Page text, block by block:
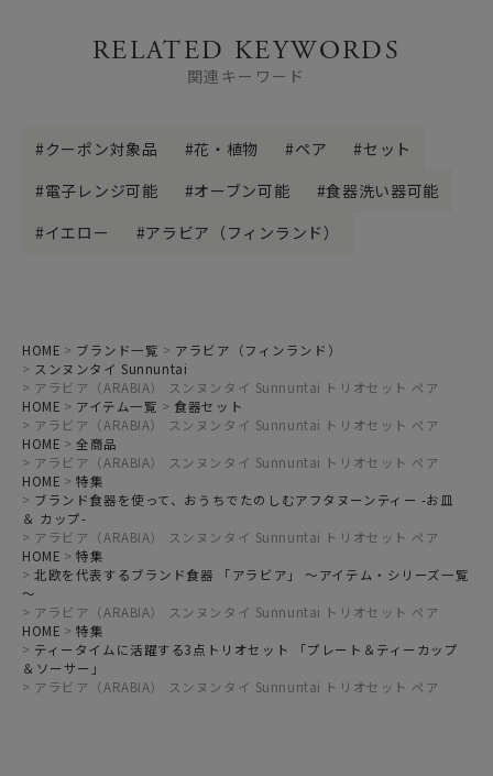
RELATED KEYWORDS
関連キーワード
クーポン対象品 花・植物 ペア
セット
電子レンジ可能
オーブン可能
食器洗い器可能
イエロー
アラビア（フィンランド）
HOME ブランド一覧
アラビア（フィンランド）
スンヌンタイ Sunnuntai
アラビア（ARABIA） スンヌンタイ Sunnuntai トリオセット ペア
HOME
アイテム一覧
食器セット
アラビア（ARABIA） スンヌンタイ Sunnuntai トリオセット ペア
HOME
全商品
アラビア（ARABIA） スンヌンタイ Sunnuntai トリオセット ペア
HOME
特集
ブランド食器を使って、おうちでたのしむアフタヌーンティー -お皿
＆ カップ-
アラビア（ARABIA） スンヌンタイ Sunnuntai トリオセット ペア
HOME
特集
北欧を代表するブランド食器 「アラビア」 ～アイテム・シリーズ一覧
～
アラビア（ARABIA） スンヌンタイ Sunnuntai トリオセット ペア
HOME
特集
ティータイムに活躍する3点トリオセット 「プレート＆ティーカップ
＆ソーサー」
アラビア（ARABIA） スンヌンタイ Sunnuntai トリオセット ペア